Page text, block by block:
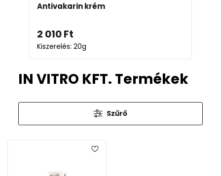
Antivakarin krém
2 010Ft
Kiszerelés: 20g
IN VITRO KFT. Termékek
Szűrő